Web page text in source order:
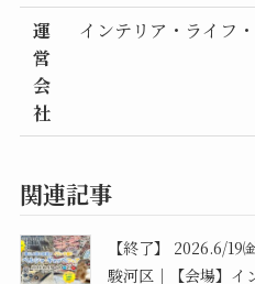
運
営
会
社
インテリア・ライフ
関連記事
【終了】 2026.6/
駿河区｜【会場】イ